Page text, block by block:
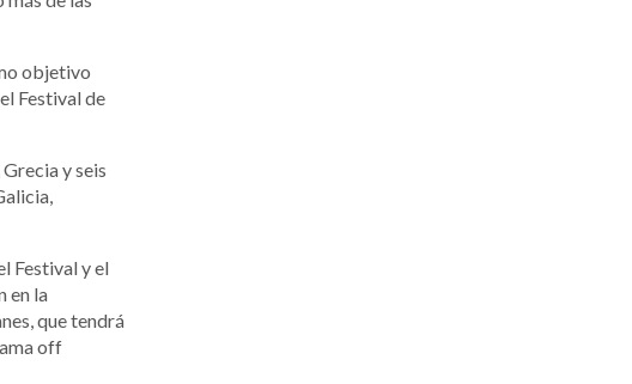
objetivo
Festival de
y seis
Festival y el
en la
que tendrá
off